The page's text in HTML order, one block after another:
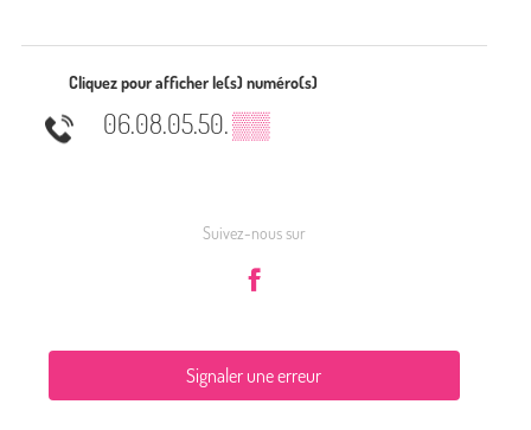
Cliquez pour afficher le(s) numéro(s)
06.08.05.50.▒▒
Suivez-nous sur
Signaler une erreur